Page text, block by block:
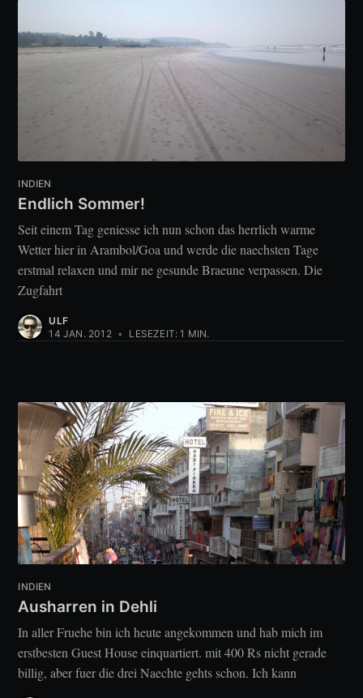
INDIEN
Endlich Sommer!
Seit einem Tag geniesse ich nun schon das herrlich warme
Wetter hier in Arambol/Goa und werde die naechsten Tage
erstmal relaxen und mir ne gesunde Braeune verpassen. Die
Zugfahrt
ULF
14 JAN. 2012 • LESEZEIT: 1 MIN.
INDIEN
Ausharren in Dehli
In aller Fruehe bin ich heute angekommen und hab mich im
erstbesten Guest House einquartiert. mit 400 Rs nicht gerade
billig, aber fuer die drei Naechte gehts schon. Ich kann